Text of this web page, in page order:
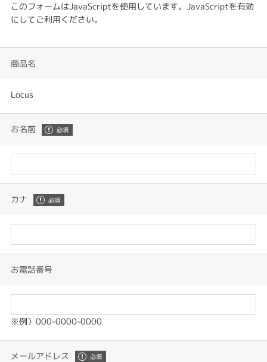
このフォームはJavaScriptを使用しています。JavaScriptを有効
にしてご利用ください。
商品名
Locus
お名前
カナ
お電話番号
※例）000-0000-0000
メールアドレス